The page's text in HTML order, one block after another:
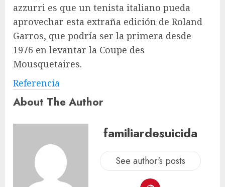
azzurri es que un tenista italiano pueda
aprovechar esta extraña edición de Roland
Garros, que podría ser la primera desde
1976 en levantar la Coupe des
Mousquetaires.
Referencia
About The Author
familiardesuicida
See author's posts